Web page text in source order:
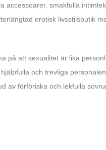
accessoarer, smakfulla
erotisk livsstilsbutik
på att sexualitet är lika
och trevliga
av förföriska och lekfulla